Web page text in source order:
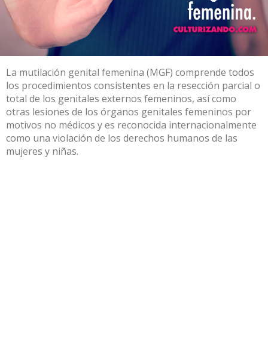
La mutilación genital femenina (MGF) comprende todos
los procedimientos consistentes en la resección parcial o
total de los genitales externos femeninos, así como
otras lesiones de los órganos genitales femeninos por
motivos no médicos y es reconocida internacionalmente
como una violación de los derechos humanos de las
mujeres y niñas.